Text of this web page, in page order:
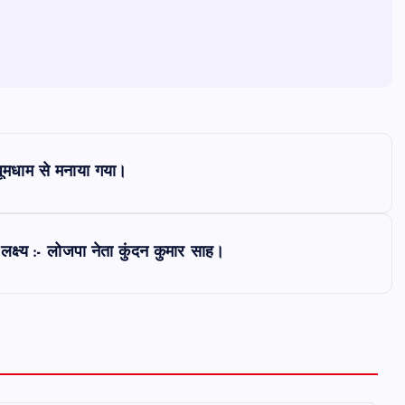
से मनाया गया।
:- लोजपा नेता कुंदन कुमार साह।